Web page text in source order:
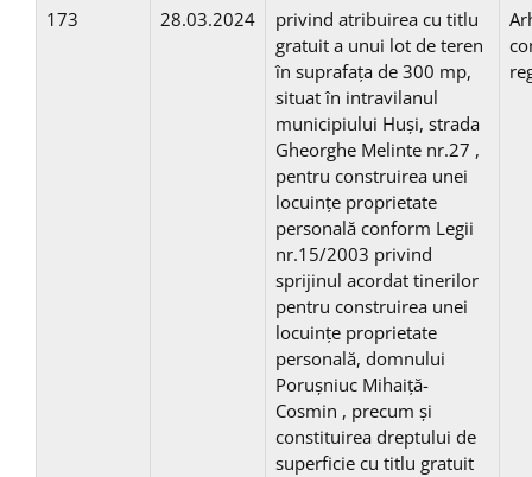
173 28.03.2024
privind atribuirea cu titlu
gratuit a unui lot de teren
în suprafaţa de 300 mp,
situat în intravilanul
municipiului Huşi, strada
Gheorghe Melinte nr.27 ,
pentru construirea unei
locuinţe proprietate
personală conform Legii
nr.15/2003 privind
sprijinul acordat tinerilor
pentru construirea unei
locuinţe proprietate
personală, domnului
Porușniuc Mihaiță-
Cosmin , precum și
constituirea dreptului de
superficie cu titlu gratuit